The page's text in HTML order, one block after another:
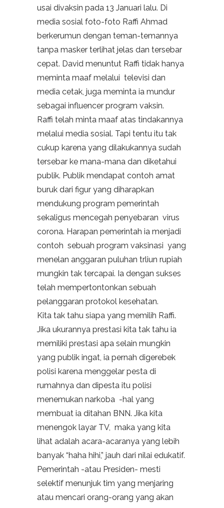
usai divaksin pada 13 Januari lalu. Di
media sosial foto-foto Raffi Ahmad
berkerumun dengan teman-temannya
tanpa masker terlihat jelas dan tersebar
cepat. David menuntut Raffi tidak hanya
meminta maaf melalui televisi dan
media cetak, juga meminta ia mundur
sebagai influencer program vaksin.
Raffi telah minta maaf atas tindakannya
melalui media sosial. Tapi tentu itu tak
cukup karena yang dilakukannya sudah
tersebar ke mana-mana dan diketahui
publik. Publik mendapat contoh amat
buruk dari figur yang diharapkan
mendukung program pemerintah
sekaligus mencegah penyebaran virus
corona. Harapan pemerintah ia menjadi
contoh sebuah program vaksinasi yang
menelan anggaran puluhan trliun rupiah
mungkin tak tercapai. Ia dengan sukses
telah mempertontonkan sebuah
pelanggaran protokol kesehatan.
Kita tak tahu siapa yang memilih Raffi.
Jika ukurannya prestasi kita tak tahu ia
memiliki prestasi apa selain mungkin
yang publik ingat, ia pernah digerebek
polisi karena menggelar pesta di
rumahnya dan dipesta itu polisi
menemukan narkoba -hal yang
membuat ia ditahan BNN. Jika kita
menengok layar TV, maka yang kita
lihat adalah acara-acaranya yang lebih
banyak “haha hihi,” jauh dari nilai edukatif.
Pemerintah -atau Presiden- mesti
selektif menunjuk tim yang menjaring
atau mencari orang-orang yang akan